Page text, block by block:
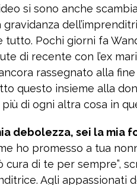
si sono anche
gravidanza
tutto. Pochi giorni fa
di recente con l’ex
rassegnato alla
questo insieme alla
di ogni altra cosa in
debolezza, sei la mia
ho promesso a tua
cura di te per sempre”,
Agli